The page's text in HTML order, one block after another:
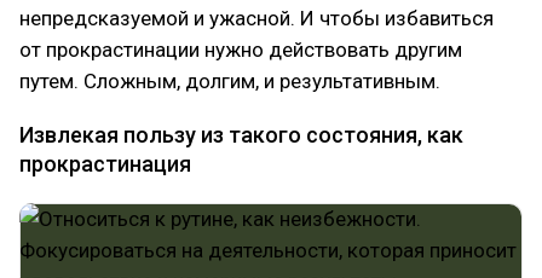
непредсказуемой и ужасной. И чтобы избавиться
от прокрастинации нужно действовать другим
путем. Сложным, долгим, и результативным.
Извлекая пользу из такого состояния, как
прокрастинация